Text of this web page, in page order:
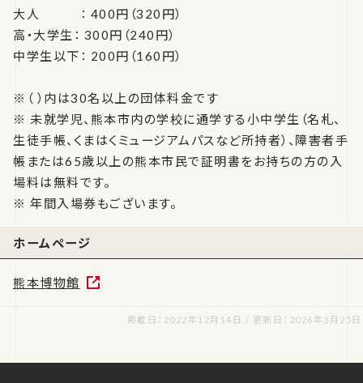
大人 ： 400円（320円）
高・大学生： 300円（240円）
中学生以下： 200円（160円）
※（ ）内は30名以上の団体料金です
※ 未就学児、熊本市内の学校に通学する小中学生（名札、
生徒手帳、くまはくミュージアムパスなど所持者）、障害者手
帳または65歳以上の熊本市民で証明書をお持ちの方の入
場料は無料です。
※ 年間入場券もございます。
ホームページ
熊本博物館
掲載日：2022年12月14日 / 更新日：2026年3月25日